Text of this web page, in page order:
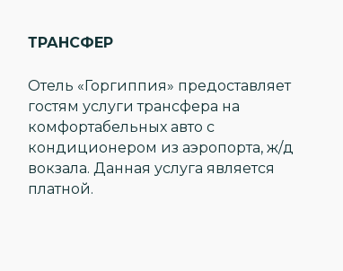
ТРАНСФЕР
Отель «Горгиппия» предоставляет
гостям услуги трансфера на
комфортабельных авто с
кондиционером из аэропорта, ж/д
вокзала. Данная услуга является
платной.